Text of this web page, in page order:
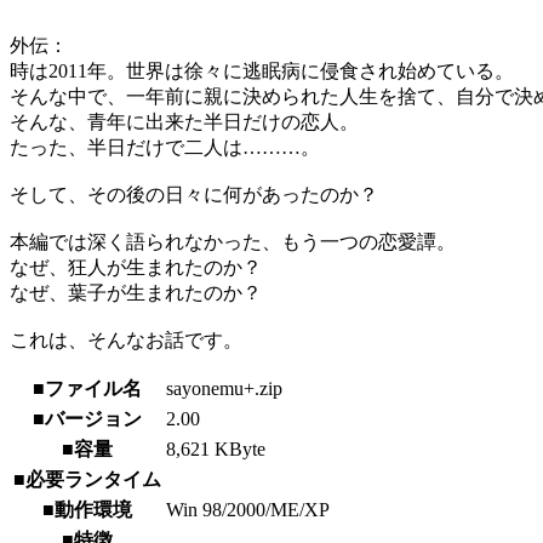
外伝：
時は2011年。世界は徐々に逃眠病に侵食され始めている。
そんな中で、一年前に親に決められた人生を捨て、自分で決
そんな、青年に出来た半日だけの恋人。
たった、半日だけで二人は………。
そして、その後の日々に何があったのか？
本編では深く語られなかった、もう一つの恋愛譚。
なぜ、狂人が生まれたのか？
なぜ、葉子が生まれたのか？
これは、そんなお話です。
■ファイル名
sayonemu+.zip
■バージョン
2.00
■容量
8,621 KByte
■必要ランタイム
■動作環境
Win 98/2000/ME/XP